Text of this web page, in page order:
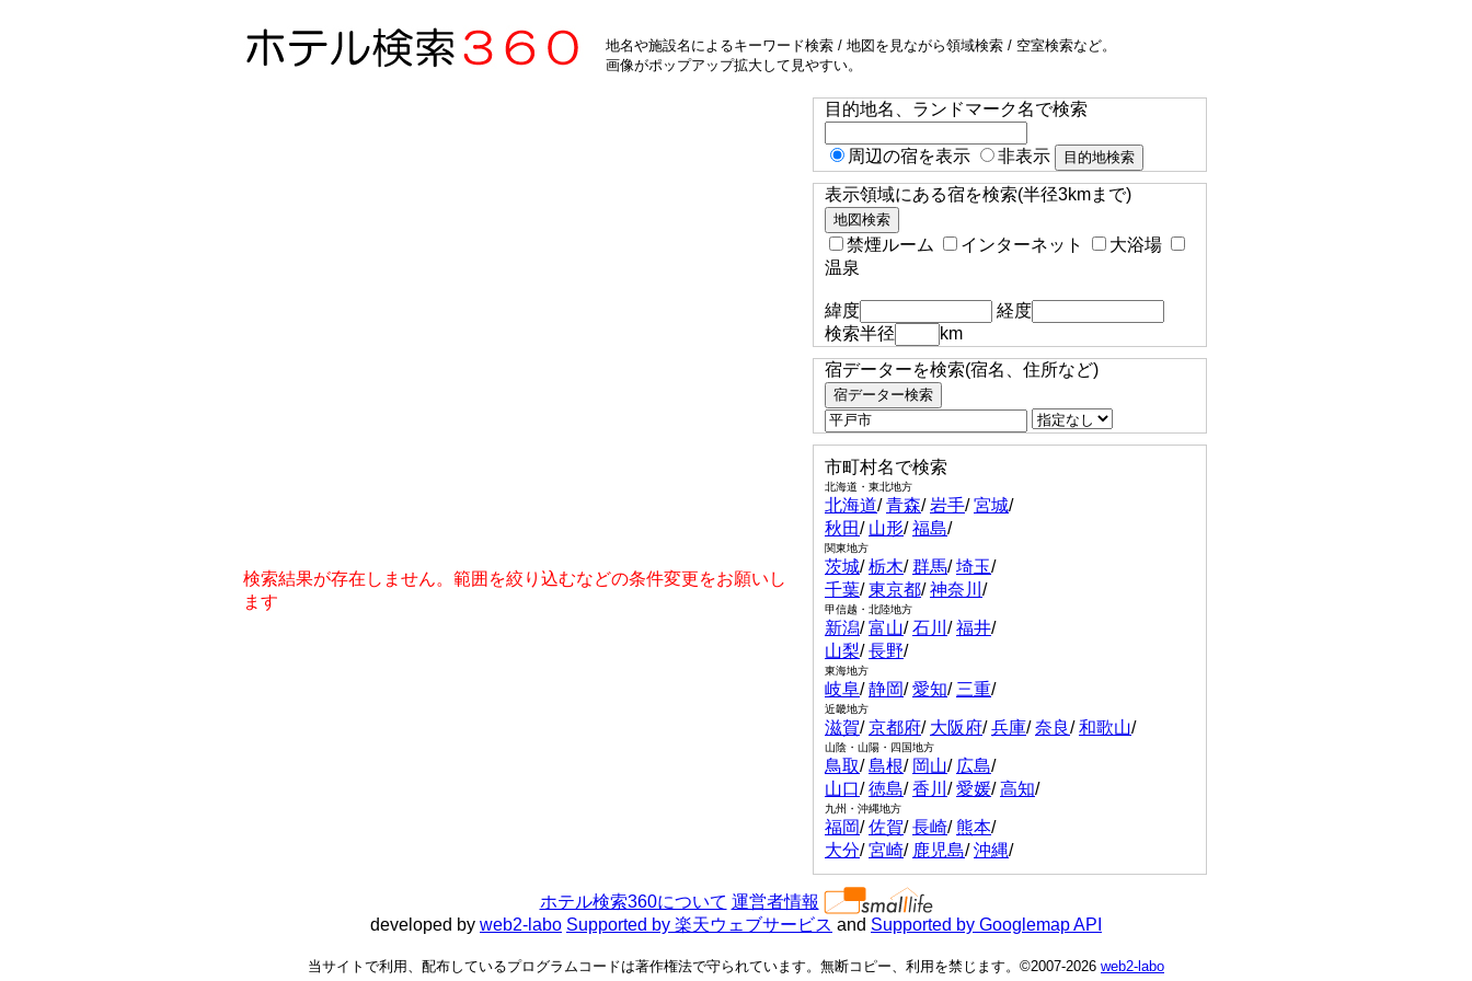
地名や施設名によるキーワード検索 / 地図を見ながら領域検索 / 空室検索など。
画像がポップアップ拡大して見やすい。
検索結果が存在しません。範囲を絞り込むなどの条件変更をお願いし
ます
目的地名、ランドマーク名で検索
周辺の宿を表示 非表示
表示領域にある宿を検索(半径3kmまで)
禁煙ルーム インターネット
大浴場
温泉
緯度
経度
検索半径
km
宿データーを検索(宿名、住所など)
市町村名で検索
北海道・東北地方
北海道/青森/岩手/宮城/
秋田/ 山形/福島/
関東地方
茨城/栃木/群馬/埼玉/
千葉/東京都/神奈川 /
甲信越・北陸地方
新潟/富山/石川 /福井/
山梨/長野/
東海地方
岐阜/静岡/愛知/ 三重/
近畿地方
滋賀/京都府/ 大阪府/兵庫/奈良/和歌山/
山陰・山陽・四国地方
鳥取/島根/ 岡山/ 広島/
山口/徳島/香川 /愛媛/高知/
九州・沖縄地方
福岡/佐賀/長崎/熊本/
大分/宮崎/ 鹿児島/沖縄/
ホテル検索360について 運営者情報
developed by web2-labo Supported by 楽天ウェブサービス and Supported by Googlemap API
当サイトで利用、配布しているプログラムコードは著作権法で守られています。無断コピー、利用を禁じます。©2007-2026 web2-labo